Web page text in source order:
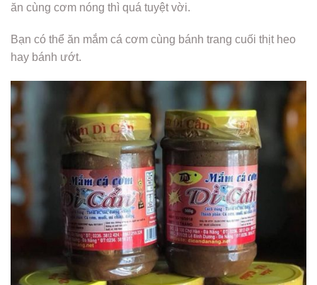
ăn cùng cơm nóng thì quá tuyệt vời.
Bạn có thể ăn mắm cá cơm cùng bánh trang cuối thịt heo
hay bánh ướt.